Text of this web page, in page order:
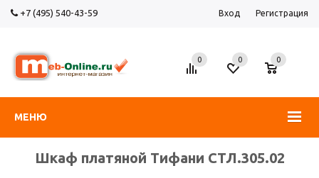
+7 (495) 540-43-59 Вход Регистрация
МЕНЮ
0 0
0
Шкаф платяной Тифани СТЛ.305.02